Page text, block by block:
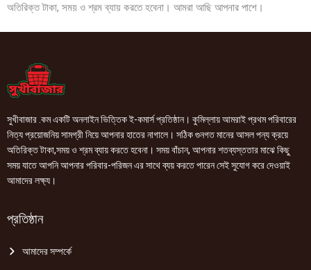
অতিরিক্ত টাকা, সময় ও শ্রম ব্যায় করতে হবেনা। আমরা আছি আপনার পাশে।
সুখীবাজার .কম একটি অনলাইন ভিত্তিক ই-কমার্স প্রতিষ্ঠান। কুমিল্লায় আমরাই প্রথম পরিবারের
নিত্য প্রয়োজনিয় সামগ্রী নিয়ে আপনার হাতের নাগালে। সঠিক গুনগত মানের আসল পন্য ক্রয়ে
অতিরিক্ত টাকা,সময় ও শ্রম ব্যায় করতে হবেনা। সময় বাঁচান, আপনার শতব্যস্ততার মাঝে কিছু
সময় যাতে আপনি আপনার পরিবার-পরিজন এর সাথে ব্যয় করতে পারেন সেই সুযোগ করে দেওয়াই
আমাদের লক্ষ্য।
প্রতিষ্ঠান
আমাদের সম্পর্কে